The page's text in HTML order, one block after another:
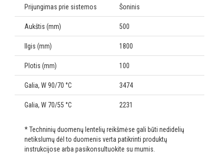
Prijungimas prie sistemos Šoninis
Aukštis (mm) 500
Ilgis (mm) 1800
Plotis (mm) 100
Galia, W 90/70 °C 3474
Galia, W 70/55 °C 2231
* Techninių duomenų lentelių reikšmėse gali būti nedidelių
netikslumų dėl to duomenis verta patikrinti produktų
instrukcijose arba pasikonsultuokite su mumis.